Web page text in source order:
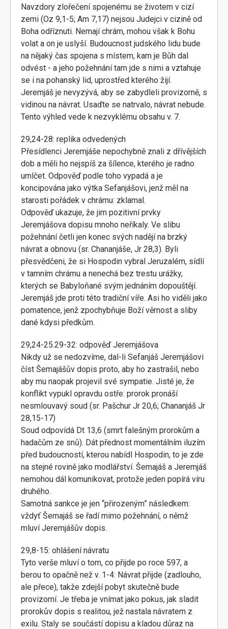
Navzdory zlořečení spojenému se životem v cizí
zemi (Oz 9,1-5; Am 7,17) nejsou Judejci v cizině od
Boha odříznuti. Nemají chrám, mohou však k Bohu
volat a on je uslyší. Budoucnost judského lidu bude
na nějaký čas spojena s místem, kam je Bůh dal
odvést - a jeho požehnání tam jde s nimi a vztahuje
se i na pohanský lid, uprostřed kterého žijí.
Jeremjáš je nevyzývá, aby se zabydleli provizorně, s
vidinou na návrat. Usaďte se natrvalo, návrat nebude.
Tento výhled vede k nezvyklému obsahu v. 7.
29,24-28: replika odvedených
Přesídlenci Jeremjáše nepochybně znali z dřívějších
dob a měli ho nejspíš za šílence, kterého je radno
umlčet. Odpověď podle toho vypadá a je
koncipována jako výtka Sefanjášovi, jenž měl na
starosti pořádek v chrámu: zklamal.
Odpověď ukazuje, že jim pozitivní prvky
Jeremjášova dopisu mnoho neříkaly. Ve slibu
požehnání četli jen konec svých nadějí na brzký
návrat a obnovu (sr. Chananjáše, Jr 28,3). Byli
přesvědčeni, že si Hospodin vybral Jeruzalém, sídlí
v tamním chrámu a nenechá bez trestu urážky,
kterých se Babyloňané svým jednáním dopouštějí.
Jeremjáš jde proti této tradiční víře. Asi ho viděli jako
pomatence, jenž zpochybňuje Boží věrnost a sliby
dané kdysi předkům.
29,24-25.29-32: odpověď Jeremjášova
Nikdy už se nedozvíme, dal-li Sefanjáš Jeremjášovi
číst Šemajášův dopis proto, aby ho zastrašil, nebo
aby mu naopak projevil své sympatie. Jisté je, že
konflikt vypukl opravdu ostře: prorok pronáší
nesmlouvavý soud (sr. Pašchur Jr 20,6; Chananjáš Jr
28,15-17)
Soud odpovídá Dt 13,6 (smrt falešným prorokům a
hadačům ze snů). Dát přednost momentálním iluzím
před budoucností, kterou nabídl Hospodin, to je zde
na stejné rovině jako modlářství. Šemajáš a Jeremjáš
nemohou dál komunikovat, protože jeden popírá víru
druhého.
Samotná sankce je jen “přirozeným” následkem:
vždyť Šemajáš se řadí mimo požehnání, o němž
mluví Jeremjášův dopis.
29,8-15: ohlášení návratu
Tyto verše mluví o tom, co přijde po roce 597, a
berou to opačně než v. 1-4: Návrat přijde (zadlouho,
ale přece), takže zdejší pobyt skutečně bude
provizorní. Je třeba je vnímat jako pokus, jak sladit
prorokův dopis s realitou, jež nastala návratem z
exilu. Staly se součástí dopisu a kladou důraz na